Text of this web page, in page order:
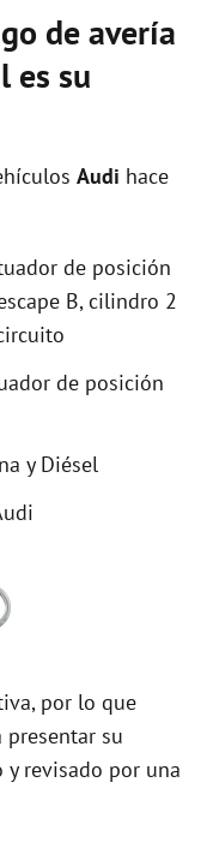
de avería
es su
Audi hace
de posición
B, cilindro 2
de posición
y Diésel
por lo que
su
revisado por una